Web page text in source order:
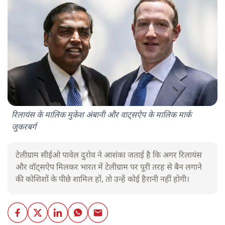
रिलायंस के मालिक मुकेश अंबानी और वाट्सऐप के मालिक मार्क
जुकरबर्ग
टेलीग्राम सीईओ पावेल दुरोव ने आशंका जताई है कि अगर रिलायंस
और वॉट्सऐप मिलकर भारत में टेलीग्राम पर पूरी तरह से बैन लगाने
की कोशिशों के पीछे शामिल हों, तो उन्हें कोई हैरानी नहीं होगी।